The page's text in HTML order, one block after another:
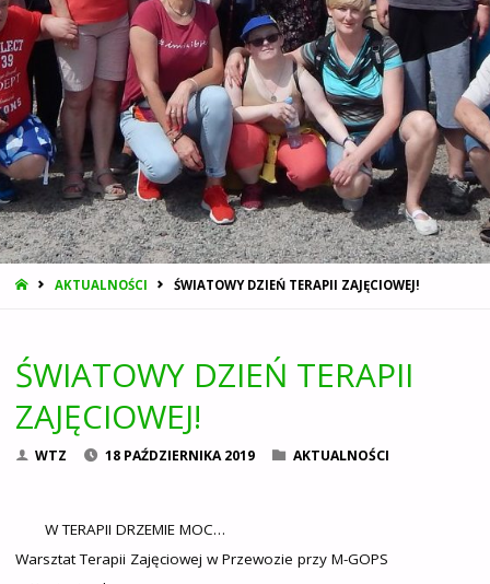
STRONA
AKTUALNOŚCI ŚWIATOWY DZIEŃ TERAPII ZAJĘCIOWEJ!
ŚWIATOWY DZIEŃ TERAPII
ZAJĘCIOWEJ!
WTZ 18 PAŹDZIERNIKA 2019 AKTUALNOŚCI
W TERAPII DRZEMIE MOC…
Warsztat Terapii Zajęciowej w Przewozie przy M-GOPS